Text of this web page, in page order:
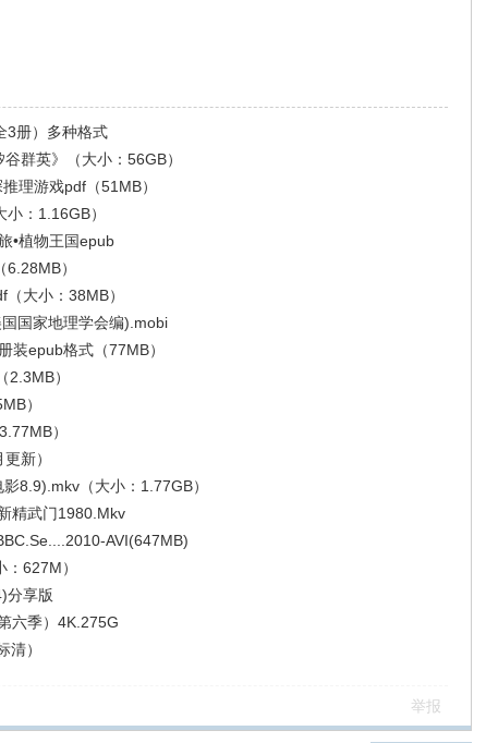
3册）多种格式
群英》（大小：56GB）
理游戏pdf（51MB）
：1.16GB）
•植物王国epub
）
大小：38MB）
国家地理学会编).mobi
装epub格式（77MB）
2.3MB）
）
）
新）
8.9).mkv（大小：1.77GB）
精武门1980.Mkv
AVI(647MB)
627M）
分享版
六季）4K.275G
清）
举报